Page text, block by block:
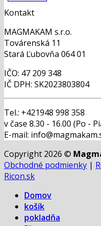
Kontakt
MAGMAKAM s.r.o.
Továrenská 11
Stará Ľubovňa 064 01
IČO: 47 209 348
IČ DPH: SK2023803804
Tel.: +421948 998 358
v čase 8.30 - 16.00 (Po -
E-mail:
Copyright 2026 ©
Obchodné podmienky |
Ricon.sk
Domov
košík
pokladňa